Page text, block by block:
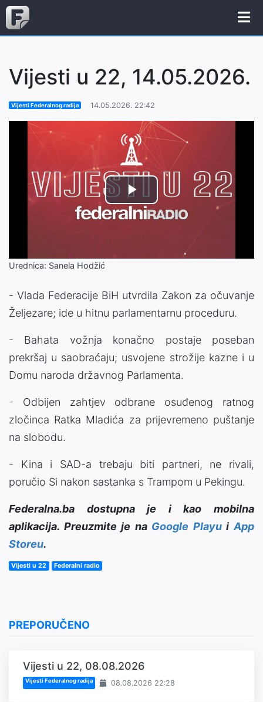
Vijesti u 22, 14.05.2026.
Vijesti Federalnog radija 14.05.2026. 22:42
Play
Urednica: Sanela Hodžić
- Vlada Federacije BiH utvrdila Zakon za očuvanje
Željezare; ide u hitnu parlamentarnu proceduru.
- Bahata vožnja konačno postaje poseban
prekršaj u saobraćaju; usvojene strožije kazne i u
Domu naroda državnog Parlamenta.
- Odbijen zahtjev odbrane osuđenog ratnog
zločinca Ratka Mladića za prijevremeno puštanje
na slobodu.
- Kina i SAD-a trebaju biti partneri, ne rivali,
poručio Si nakon sastanka s Trampom u Pekingu.
Federalna.ba dostupna je i kao mobilna
aplikacija. Preuzmite je na Google PlayuiApp
Storeu.
Vijesti u 22 Federalni radio
PREPORUČENO
Vijesti u 22, 08.08.2026
Vijesti Federalnog radija 08.08.2026 22:28